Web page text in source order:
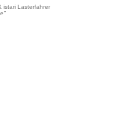
istari Lasterfahrer